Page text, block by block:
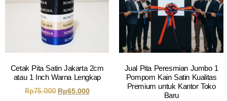
Cetak Pita Satin Jakarta 2cm
atau 1 Inch Warna Lengkap
Rp75.000 Rp65.000
Jual Pita Peresmian Jumbo 1
Pompom Kain Satin Kualitas
Premium untuk Kantor Toko
Baru